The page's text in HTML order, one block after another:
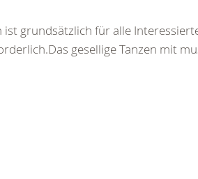
grundsätzlich für alle
gesellige Tanzen mit